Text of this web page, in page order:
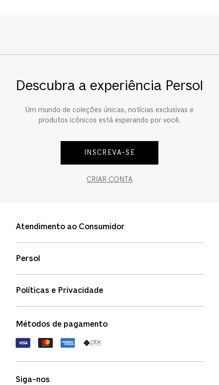
Descubra a experiência Persol
Um mundo de coleções únicas, notícias exclusivas e
produtos icônicos está esperando por você.
INSCREVA-SE
CRIAR CONTA
Atendimento ao Consumidor
Status de pedidos
Política de garantia
FAQs
Persol
Políticas e Privacidade
Política de devolução
Termos de uso
Métodos de pagamento
Siga-nos